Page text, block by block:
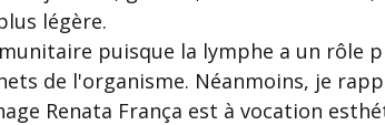
légère.
puisque la lymphe a un rôle
de l'organisme. Néanmoins, je
Renata França est à vocation